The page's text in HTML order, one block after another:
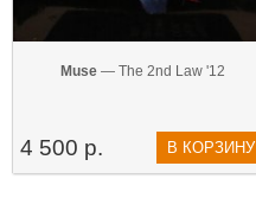
Muse — The 2nd Law '12
4 500 р. В КОРЗИНУ